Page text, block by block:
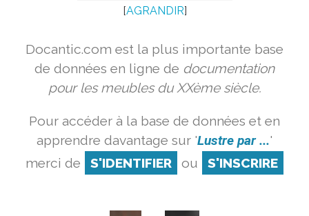
[AGRANDIR]
Docantic.com est la plus importante base
de données en ligne de documentation
pour les meubles du XXème siècle.
Pour accéder à la base de données et en
apprendre davantage sur 'Lustre par ...'
merci de
S'IDENTIFIER ou S'INSCRIRE